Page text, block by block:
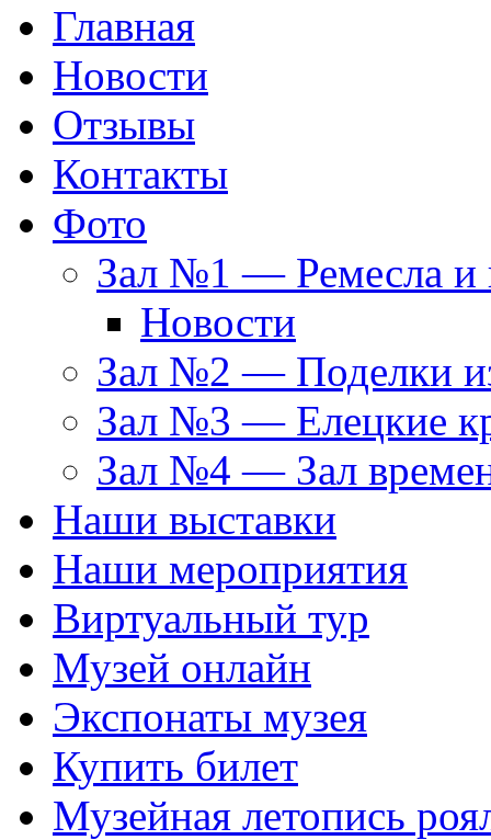
Главная
Новости
Отзывы
Контакты
Фото
Зал №1 — Ремесла и
Новости
Зал №2 — Поделки
Зал №3 — Елецкие
Зал №4 — Зал
Наши выставки
Наши мероприятия
Виртуальный тур
Музей онлайн
Экспонаты музея
Купить билет
Музейная летопись